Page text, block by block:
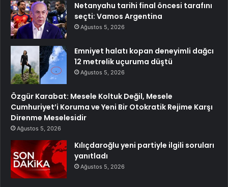
Netanyahu tarihi final öncesi tarafını
seçti: Vamos Argentina
Ağustos 5, 2026
Emniyet halatı kopan deneyimli dağcı
12 metrelik uçuruma düştü
Ağustos 5, 2026
Özgür Karabat: Mesele Koltuk Değil, Mesele
Cumhuriyet’i Koruma ve Yeni Bir Otokratik Rejime Karşı
Direnme Meselesidir
Ağustos 5, 2026
Kılıçdaroğlu yeni partiyle ilgili soruları
yanıtladı
Ağustos 5, 2026